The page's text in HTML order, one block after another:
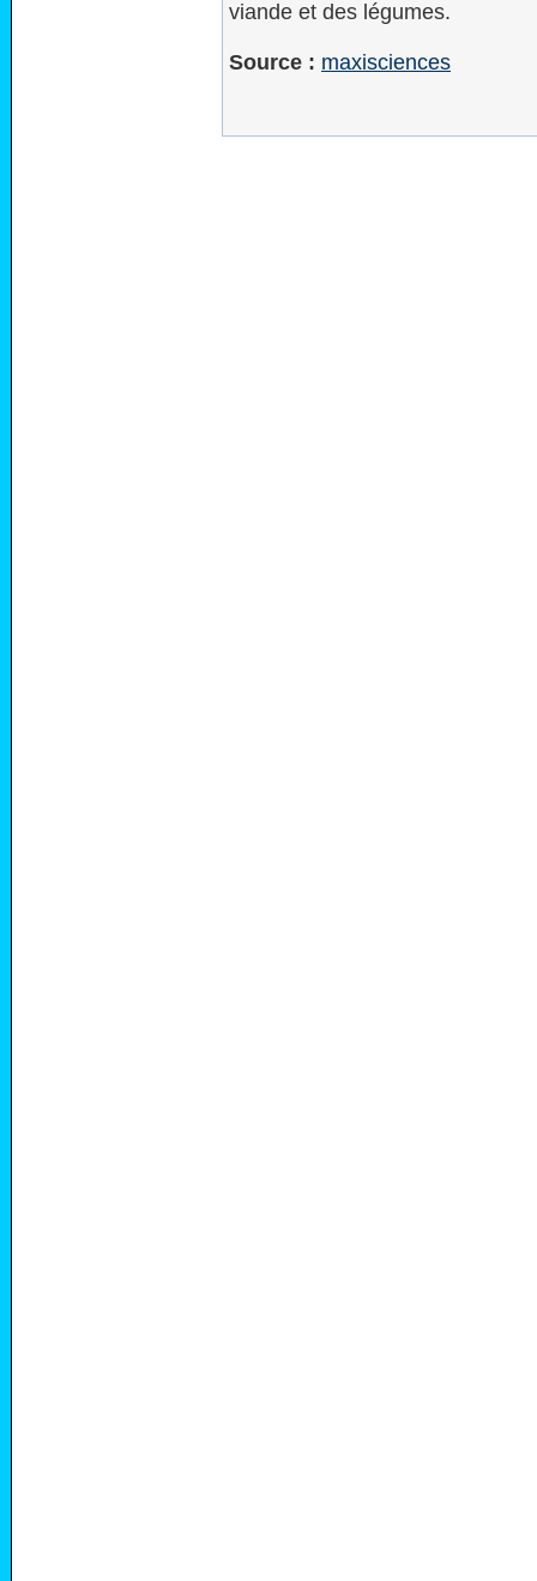
viande et des légumes.
Source : maxisciences